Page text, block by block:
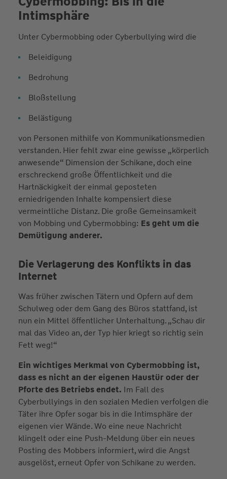
Intimsphäre
Unter Cybermobbing oder Cyberbullying wird die
Beleidigung
Bedrohung
Bloßstellung
Belästigung
von Personen mithilfe von Kommunikationsmedien
verstanden. Hier fehlt zwar eine gewisse „körperlich
anwesende“ Dimension der Schikane, doch eine
erschreckend große Öffentlichkeit und die
Hartnäckigkeit der einmal geposteten
erniedrigenden Inhalte kompensiert diese
vermeintliche Distanz. Die große Gemeinsamkeit
von Mobbing und Cybermobbing: Es geht um die
Demütigung anderer.
Die Verlagerung des Konflikts in das
Internet
Was früher zwischen Tätern und Opfern auf dem
Schulweg oder dem Gang des Büros stattfand, ist
nun ein Mittel öffentlicher Unterhaltung. „Schau dir
mal das Video an, der Typ hier kriegt so richtig sein
Fett weg!“
Ein wichtiges Merkmal von Cybermobbing ist,
dass es nicht an der eigenen Haustür oder der
Pforte des Betriebs endet. Im Fall des
Cyberbullyings in den sozialen Medien verfolgen die
Täter ihre Opfer sogar bis in die Intimsphäre der
eigenen vier Wände. Wo eine neue Nachricht
klingelt oder eine Push-Meldung über ein neues
Posting des Mobbers informiert, wird die Angst
ausgelöst, erneut Opfer von Schikane zu werden.